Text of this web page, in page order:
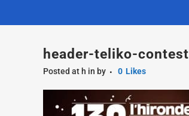
header-teliko-contest
Posted at h in by 0 Likes